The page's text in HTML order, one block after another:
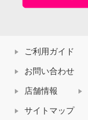
ご利用ガイド
お問い合わせ
店舗情報
サイトマップ